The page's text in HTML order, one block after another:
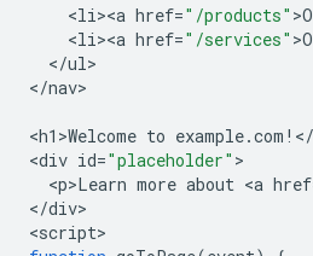
<li><a href="/products" >
<li><a href="/services" >
</ul>
</nav>
<h1>Welcome to example.com ! <
<div id="placeholder"
<p>Learn more about <a href
</div>
<script